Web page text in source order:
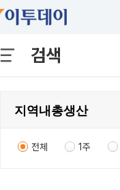
검색
전체 1주